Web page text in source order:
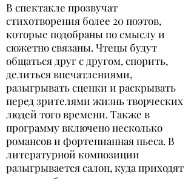
В спектакле прозвучат
стихотворения более 20 поэтов,
которые подобраны по смыслу и
сюжетно связаны. Чтецы будут
общаться друг с другом, спорить,
делиться впечатлениями,
разыгрывать сценки и раскрывать
перед зрителями жизнь творческих
людей того времени. Также в
программу включено несколько
романсов и фортепианная пьеса. В
литературной композиции
разыгрывается салон, куда приходят